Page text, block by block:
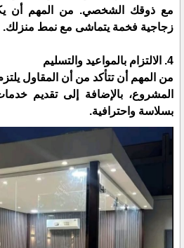
مع ذوقك الشخصي. من المهم أن
زجاجية فخمة يتماشى مع نمط منزلك.
4. الالتزام بالمواعيد والتسليم
من المهم أن تتأكد من أن المقاول
المشروع، بالإضافة إلى تقديم
بسلاسة واحترافية.